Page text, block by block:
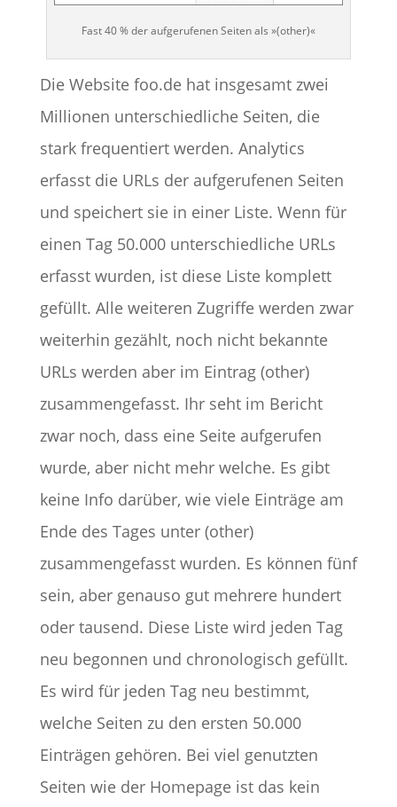
Fast 40 % der aufgerufenen Seiten als »(other)«
Die Website foo.de hat insgesamt zwei
Millionen unterschiedliche Seiten, die
stark frequentiert werden. Analytics
erfasst die URLs der aufgerufenen Seiten
und speichert sie in einer Liste. Wenn für
einen Tag 50.000 unterschiedliche URLs
erfasst wurden, ist diese Liste komplett
gefüllt. Alle weiteren Zugriffe werden zwar
weiterhin gezählt, noch nicht bekannte
URLs werden aber im Eintrag (other)
zusammengefasst. Ihr seht im Bericht
zwar noch, dass eine Seite aufgerufen
wurde, aber nicht mehr welche. Es gibt
keine Info darüber, wie viele Einträge am
Ende des Tages unter (other)
zusammengefasst wurden. Es können fünf
sein, aber genauso gut mehrere hundert
oder tausend. Diese Liste wird jeden Tag
neu begonnen und chronologisch gefüllt.
Es wird für jeden Tag neu bestimmt,
welche Seiten zu den ersten 50.000
Einträgen gehören. Bei viel genutzten
Seiten wie der Homepage ist das kein